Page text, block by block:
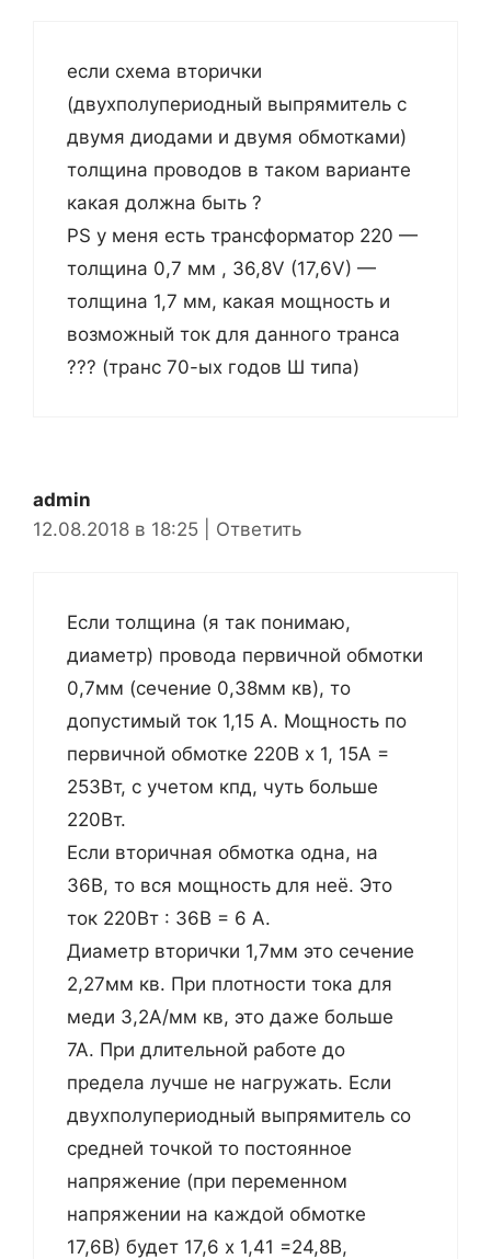
если схема вторички
(двухполупериодный выпрямитель с
двумя диодами и двумя обмотками)
толщина проводов в таком варианте
какая должна быть ?
PS у меня есть трансформатор 220 —
толщина 0,7 мм , 36,8V (17,6V) —
толщина 1,7 мм, какая мощность и
возможный ток для данного транса
??? (транс 70-ых годов Ш типа)
admin
12.08.2018 в 18:25
Ответить
Если толщина (я так понимаю,
диаметр) провода первичной обмотки
0,7мм (сечение 0,38мм кв), то
допустимый ток 1,15 А. Мощность по
первичной обмотке 220В х 1, 15А =
253Вт, с учетом кпд, чуть больше
220Вт.
Если вторичная обмотка одна, на
36В, то вся мощность для неё. Это
ток 220Вт : 36В = 6 А.
Диаметр вторички 1,7мм это сечение
2,27мм кв. При плотности тока для
меди 3,2А/мм кв, это даже больше
7А. При длительной работе до
предела лучше не нагружать. Если
двухполупериодный выпрямитель со
средней точкой то постоянное
напряжение (при переменном
напряжении на каждой обмотке
17,6В) будет 17,6 х 1,41 =24,8В,